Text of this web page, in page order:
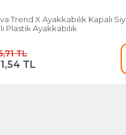
Trend X Ayakkabılık Kapalı
Plastik Ayakkabılık
TL
TL